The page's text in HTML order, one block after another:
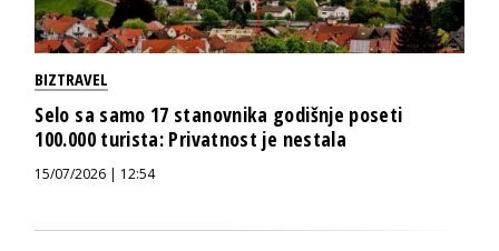
BIZTRAVEL
Selo sa samo 17 stanovnika godišnje poseti
100.000 turista: Privatnost je nestala
15/07/2026 | 12:54